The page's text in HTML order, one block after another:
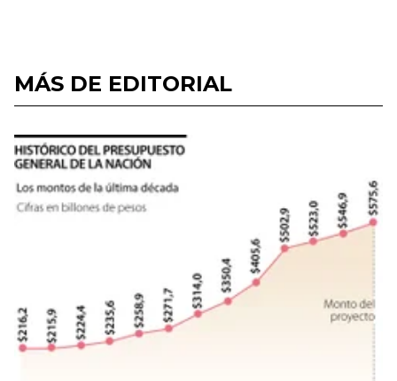
MÁS DE EDITORIAL